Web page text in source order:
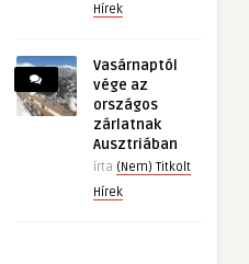
Hírek
Vasárnaptól
vége az
országos
zárlatnak
Ausztriában
írta (Nem) Titkolt
Hírek